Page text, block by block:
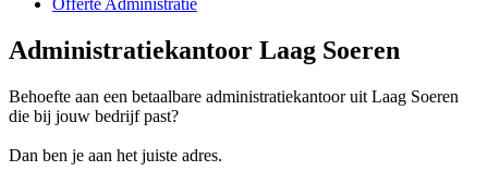
Offerte Administratie
Administratiekantoor Laag Soeren
Behoefte aan een betaalbare administratiekantoor uit Laag Soeren
die bij jouw bedrijf past?
Dan ben je aan het juiste adres.